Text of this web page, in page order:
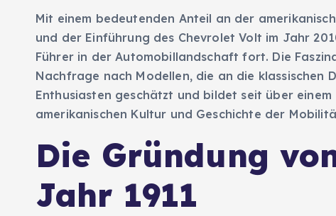
Mit einem bedeutenden Anteil an der
und der Einführung des Chevrolet Volt im Jahr
Führer in der Automobillandschaft fort. Die
Nachfrage nach Modellen, die an die klassischen
Enthusiasten geschätzt und bildet seit über
amerikanischen Kultur und Geschichte der
Die Gründung
Jahr 1911